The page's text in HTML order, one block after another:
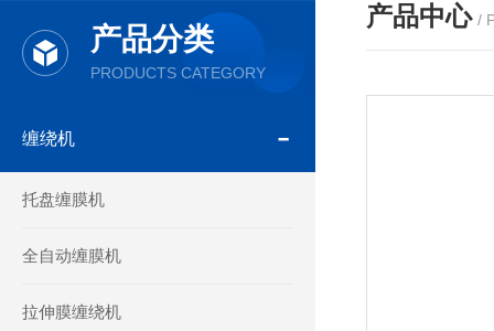
产品分类
PRODUCTS CATEGORY
缠绕机
托盘缠膜机
全自动缠膜机
拉伸膜缠绕机
产品中心 /